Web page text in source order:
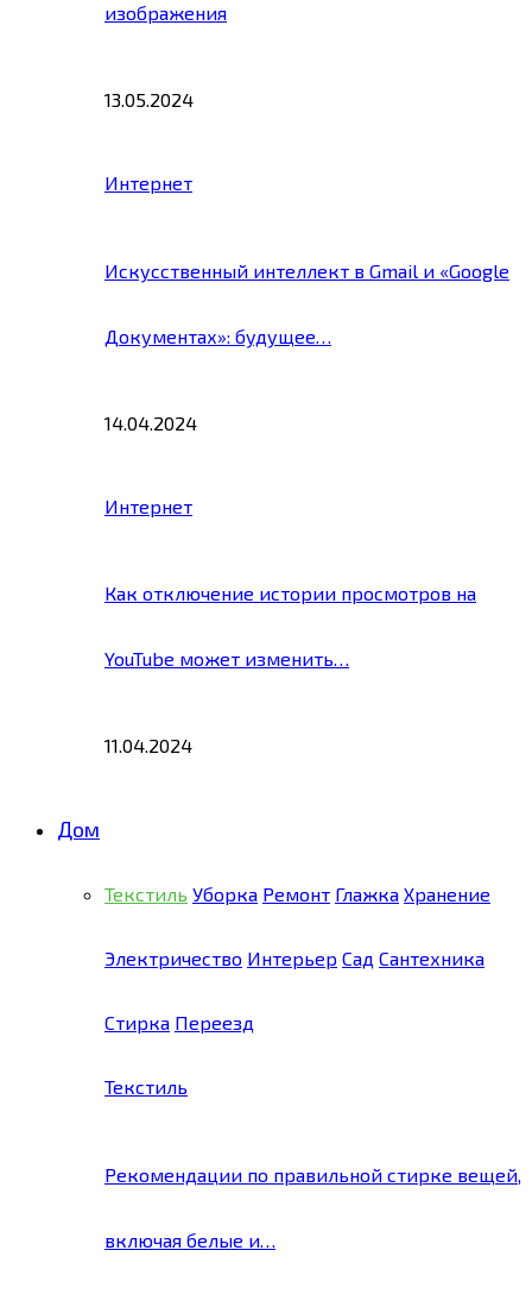
изображения
13.05.2024
Интернет
Искусственный интеллект в Gmail и «Google
Документах»: будущее…
14.04.2024
Интернет
Как отключение истории просмотров на
YouTube может изменить…
11.04.2024
Дом
Текстиль Уборка Ремонт Глажка Хранение
Электричество Интерьер Сад Сантехника
Стирка Переезд
Текстиль
Рекомендации по правильной стирке вещей,
включая белые и…